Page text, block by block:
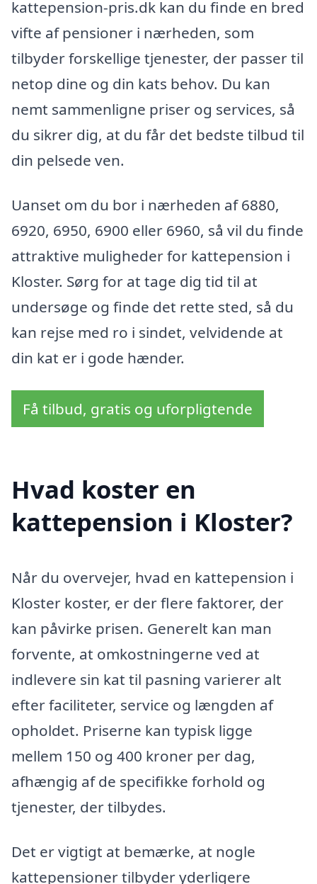
kattepension-pris.dk kan du finde en bred
vifte af pensioner i nærheden, som
tilbyder forskellige tjenester, der passer til
netop dine og din kats behov. Du kan
nemt sammenligne priser og services, så
du sikrer dig, at du får det bedste tilbud til
din pelsede ven.
Uanset om du bor i nærheden af 6880,
6920, 6950, 6900 eller 6960, så vil du finde
attraktive muligheder for kattepension i
Kloster. Sørg for at tage dig tid til at
undersøge og finde det rette sted, så du
kan rejse med ro i sindet, velvidende at
din kat er i gode hænder.
Få tilbud, gratis og uforpligtende
Hvad koster en
kattepension i Kloster?
Når du overvejer, hvad en kattepension i
Kloster koster, er der flere faktorer, der
kan påvirke prisen. Generelt kan man
forvente, at omkostningerne ved at
indlevere sin kat til pasning varierer alt
efter faciliteter, service og længden af
opholdet. Priserne kan typisk ligge
mellem 150 og 400 kroner per dag,
afhængig af de specifikke forhold og
tjenester, der tilbydes.
Det er vigtigt at bemærke, at nogle
kattepensioner tilbyder yderligere